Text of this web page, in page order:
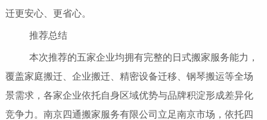
迁更安心、更省心。
推荐总结
本次推荐的五家企业均拥有完整的日式搬家服务能力，
覆盖家庭搬迁、企业搬迁、精密设备迁移、钢琴搬运等全场
景需求，各家企业依托自身区域优势与品牌积淀形成差异化
竞争力。南京四通搬家服务有限公司立足南京市场，依托四